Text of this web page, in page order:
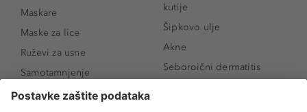
Maskare
Maske za lice
Ruževi za usne
Samotamnjenje
Puderi
kutije
Šipkovo ulje
Akne
Seboroični dermatitis